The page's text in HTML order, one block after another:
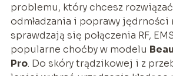
problemu, który chcesz
odmładzania i poprawy
sprawdzają się połączenia RF,
popularne choćby w modelu
Pro. Do skóry trądzikowej i z